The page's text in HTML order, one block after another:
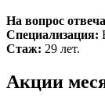
На вопрос
Специализация:
Стаж: 29 лет.
Акции